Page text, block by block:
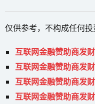
仅供参考，不构成任何投
互联网金融赞助商发
互联网金融赞助商发
互联网金融赞助商发
互联网金融赞助商发